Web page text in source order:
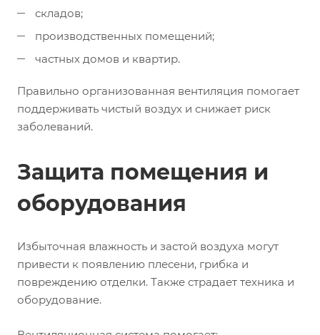
складов;
производственных помещений;
частных домов и квартир.
Правильно организованная вентиляция помогает
поддерживать чистый воздух и снижает риск
заболеваний.
Защита помещения и
оборудования
Избыточная влажность и застой воздуха могут
привести к появлению плесени, грибка и
повреждению отделки. Также страдает техника и
оборудование.